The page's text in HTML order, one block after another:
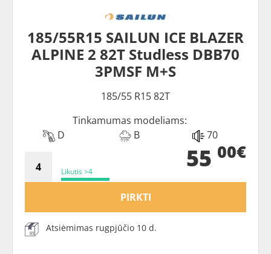
185/55R15 SAILUN ICE BLAZER
ALPINE 2 82T Studless DBB70
3PMSF M+S
185/55 R15 82T
Tinkamumas modeliams:
D
B 70
Likutis >4 55 00€
PIRKTI
Atsiėmimas rugpjūčio 10 d.